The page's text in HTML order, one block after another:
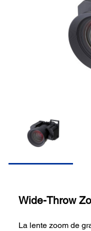
Wide-Throw
La lente zoom de